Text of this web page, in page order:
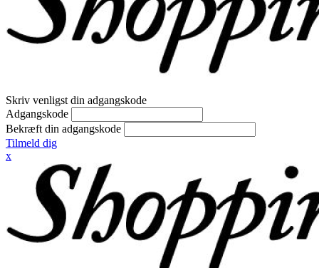
Skriv venligst din adgangskode
Adgangskode
Bekræft din adgangskode
Tilmeld dig
x